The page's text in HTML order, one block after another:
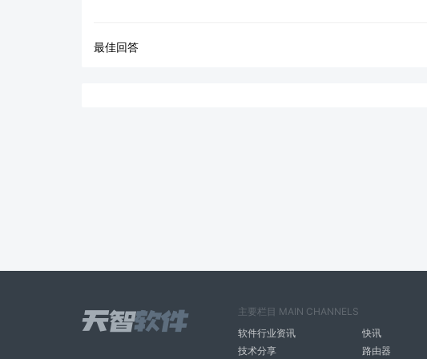
最佳回答
主要栏目 MAIN CHANNELS
软件行业资讯
快讯
技术分享
路由器